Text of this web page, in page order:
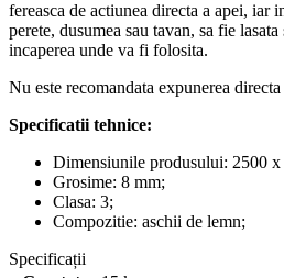
fereasca de actiunea directa a apei, iar
perete, dusumea sau tavan, sa fie
incaperea unde va fi folosita.
Nu este recomandata expunerea
Specificatii tehnice:
Dimensiunile produsului: 2500 x
Grosime: 8 mm;
Clasa: 3;
Compozitie: aschii de lemn;
Specificații